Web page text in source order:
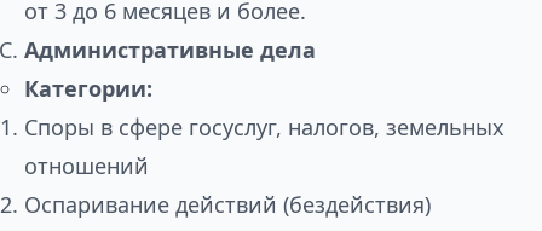
от 3 до 6 месяцев и более.
Административные дела
Категории:
Споры в сфере госуслуг, налогов, земельных
отношений
Оспаривание действий (бездействия)